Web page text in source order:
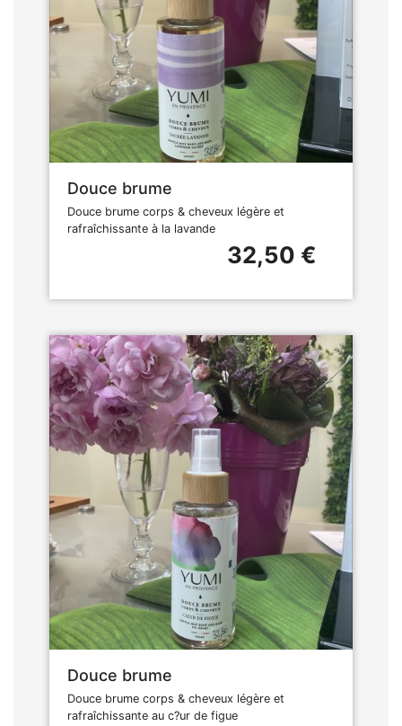
Douce brume
Douce brume corps & cheveux légère et
rafraîchissante à la lavande
32,50 €
Douce brume
Douce brume corps & cheveux légère et
rafraîchissante au c?ur de figue